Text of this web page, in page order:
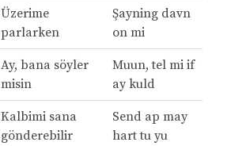
Üzerime
parlarken
Şayning davn
on mi
Ay, bana söyler
misin
Muun, tel mi if
ay kuld
Kalbimi sana
gönderebilir
Send ap may
hart tu yu